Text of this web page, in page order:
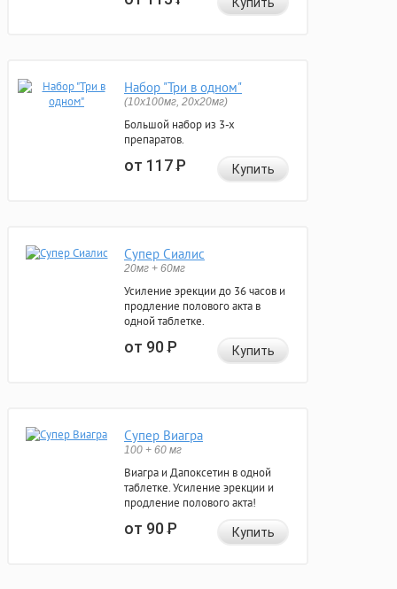
Купить
Набор "Три в одном"
(10x100мг, 20x20мг)
Большой набор из 3-х
препаратов.
от 117Р Купить
Супер Сиалис
20мг + 60мг
Усиление эрекции до 36 часов и
продление полового акта в
одной таблетке.
от 90Р Купить
Супер Виагра
100 + 60 мг
Виагра и Дапоксетин в одной
таблетке. Усиление эрекции и
продление полового акта!
от 90Р Купить